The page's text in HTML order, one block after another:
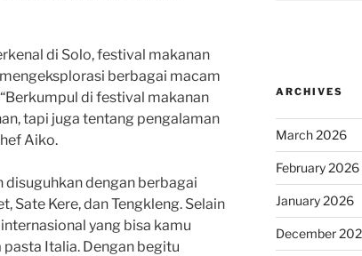
di Solo, festival makanan
berbagai macam
di festival makanan
tapi juga tentang pengalaman
Aiko.
disuguhkan dengan berbagai
Sate Kere, dan Tengkleng. Selain
yang bisa kamu
Italia. Dengan begitu
ARCHIVES
March 2026
February 2026
January 2026
December